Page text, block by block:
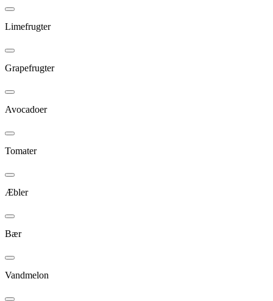
Limefrugter
Grapefrugter
Avocadoer
Tomater
Æbler
Bær
Vandmelon